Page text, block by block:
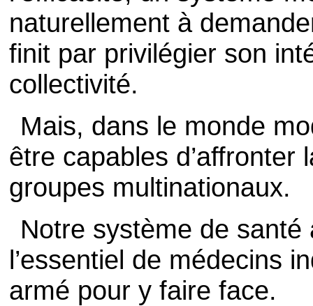
naturellement à
finit par privilégier son
collectivité.
Mais, dans le monde
être capables
groupes multinationaux.
Notre système de
l’essentiel de médecins
armé pour y faire face.